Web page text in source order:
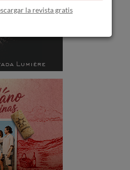
la revista gratis